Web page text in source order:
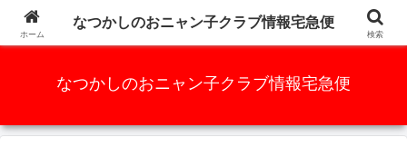
かつての人気アイドルグループ、元祖AKB48と言っても過言ではな
なつかしのおニャン子クラブ情報宅急便
ホーム
なつかしのおニャン子クラブ情報宅急便
検索